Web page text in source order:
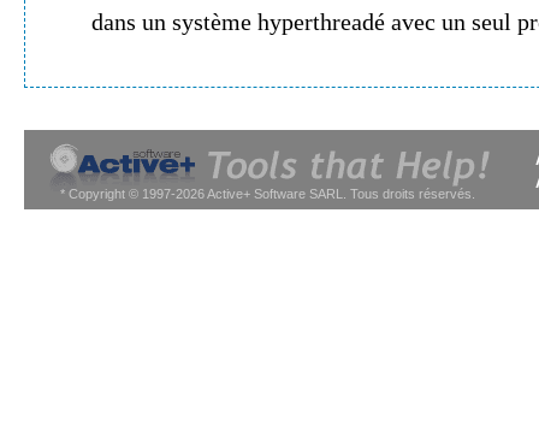
dans un système hyperthreadé avec un seul
* Copyright © 1997-2026 Active+ Software SARL. Tous droits réservés.